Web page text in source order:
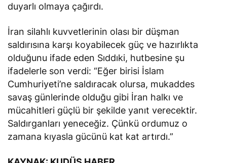
duyarlı olmaya çağırdı.
İran silahlı kuvvetlerinin olası bir düşman
saldırısına karşı koyabilecek güç ve hazırlıkta
olduğunu ifade eden Sıddıki, hutbesine şu
ifadelerle son verdi: “Eğer birisi İslam
Cumhuriyeti’ne saldıracak olursa, mukaddes
savaş günlerinde olduğu gibi İran halkı ve
mücahitleri güçlü bir şekilde yanıt verecektir.
Saldırganları yeneceğiz. Çünkü ordumuz o
zamana kıyasla gücünü kat kat artırdı.”